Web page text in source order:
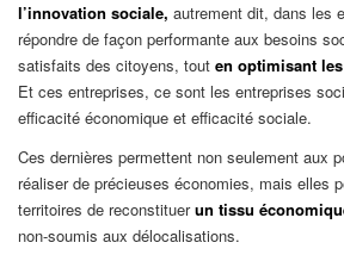
l’innovation sociale, autrement dit, dans les
répondre de façon performante aux besoins
satisfaits des citoyens, tout en optimisant
Et ces entreprises, ce sont les entreprises
efficacité économique et efficacité sociale.
Ces dernières permettent non seulement aux
réaliser de précieuses économies, mais elles
territoires de reconstituerun tissu
non-soumis aux délocalisations.